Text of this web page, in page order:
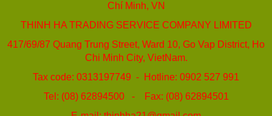
Chí Minh, VN
THINH HA TRADING SERVICE COMPANY LIMITED
417/69/87 Quang Trung Street, Ward 10, Go Vap District, Ho
Chi Minh City, VietNam.
Tax code: 0313197749 - Hotline: 0902 527 991
Tel: (08) 62894500 - Fax: (08) 62894501